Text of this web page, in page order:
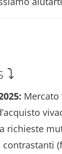
⤵️
Mercato
richieste
contrastanti